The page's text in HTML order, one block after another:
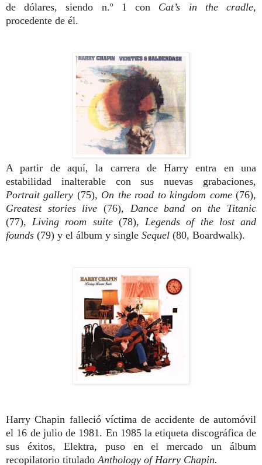
dedólares, siendo n.º 1 con Cat’s in thecradle,
procedente de él.
A partir de aquí,la carrera de Harry entra en una
estabilidad inalterable con sus nuevas grabaciones,
Portrait gallery (75), On the road tokingdom come(76),
Greatest stories live (76), Dance band on the Titanic
(77), Living room suite(78), Legends of the lost and
founds (79) y el álbum y single Sequel (80, Boardwalk).
Harry Chapin falleció víctima de accidente de automóvil
el 16 de julio de 1981. En 1985 la etiqueta discográfica de
sus éxitos, Elektra, puso en el mercado un álbum
recopilatorio titulado Anthology of Harry Chapin.